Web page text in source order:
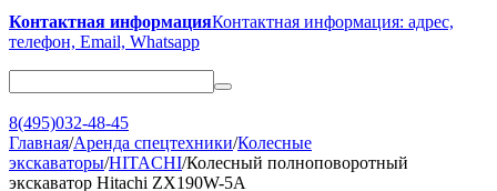
Контактная информацияКонтактная информация: адрес,
телефон, Email, Whatsapp
8(495)032-48-45
Главная/Аренда спецтехники/Колесные
экскаваторы/HITACHI/Колесный полноповоротный
экскаватор Hitachi ZX190W-5A